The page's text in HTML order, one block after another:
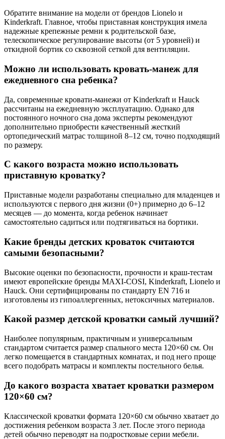
Обратите внимание на модели от брендов Lionelo и
Kinderkraft. Главное, чтобы приставная конструкция имела
надежные крепежные ремни к родительской базе,
телескопическое регулирование высоты (от 5 уровней) и
откидной бортик со сквозной сеткой для вентиляции.
Можно ли использовать кровать-манеж для
ежедневного сна ребенка?
Да, современные кровати-манежи от Kinderkraft и Hauck
рассчитаны на ежедневную эксплуатацию. Однако для
постоянного ночного сна дома эксперты рекомендуют
дополнительно приобрести качественный жесткий
ортопедический матрас толщиной 8–12 см, точно подходящий
по размеру.
С какого возраста можно использовать
приставную кроватку?
Приставные модели разработаны специально для младенцев и
используются с первого дня жизни (0+) примерно до 6–12
месяцев — до момента, когда ребенок начинает
самостоятельно садиться или подтягиваться на бортики.
Какие бренды детских кроваток считаются
самыми безопасными?
Высокие оценки по безопасности, прочности и краш-тестам
имеют европейские бренды MAXI-COSI, Kinderkraft, Lionelo и
Hauck. Они сертифицированы по стандарту EN 716 и
изготовлены из гипоаллергенных, нетоксичных материалов.
Какой размер детской кроватки самый лучший?
Наиболее популярным, практичным и универсальным
стандартом считается размер спального места 120×60 см. Он
легко помещается в стандартных комнатах, и под него проще
всего подобрать матрасы и комплекты постельного белья.
До какого возраста хватает кроватки размером
120×60 см?
Классической кроватки формата 120×60 см обычно хватает до
достижения ребенком возраста 3 лет. После этого периода
детей обычно переводят на подростковые серии мебели.